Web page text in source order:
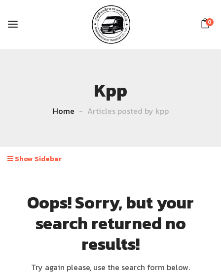
0
Kpp
Home Articles posted by kpp
Show Sidebar
Oops!Sorry, but your
search returned no
results!
Try again please, use the search form below.